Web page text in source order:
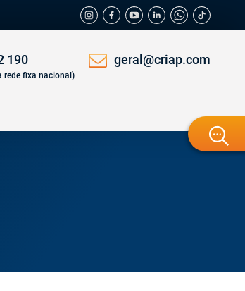
190
rede fixa nacional)
geral@criap.com